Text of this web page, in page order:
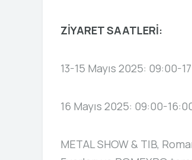
ZİYARET SAATLERİ:
13-15 Mayıs 2025: 09:00-
16 Mayıs 2025: 09:00-
METAL SHOW & TIB,